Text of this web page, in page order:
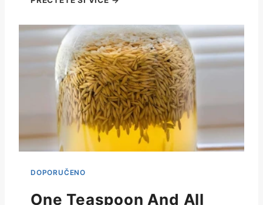
One Teaspoon And All